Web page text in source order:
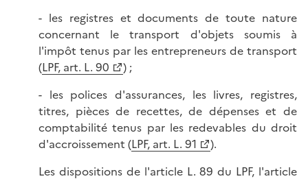
- les registres et documents de toute nature
concernant le transport d'objets soumis à
l'impôt tenus par les entrepreneurs de transport
(LPF, art. L. 90
) ;
- les polices d'assurances, les livres, registres,
titres, pièces de recettes, de dépenses et de
comptabilité tenus par les redevables du droit
d'accroissement (LPF, art. L. 91
).
Les dispositions de l'article L. 89 du LPF, l'article